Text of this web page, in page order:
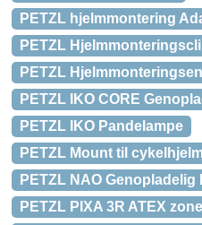
PETZL hjelmmontering
PETZL
PETZL
PETZL IKO CORE
PETZL IKO Pandelampe
PETZL Mount til
PETZL NAO Genopladelig
PETZL PIXA 3R ATEX